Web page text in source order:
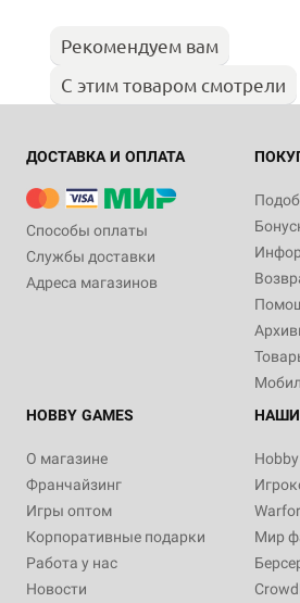
Рекомендуем вам
С этим товаром смотрели
ДОСТАВКА И ОПЛАТА
Способы оплаты
Службы доставки
Адреса магазинов
HOBBY GAMES
О магазине
Франчайзинг
Игры оптом
Корпоративные подарки
Работа у нас
Новости
Мир